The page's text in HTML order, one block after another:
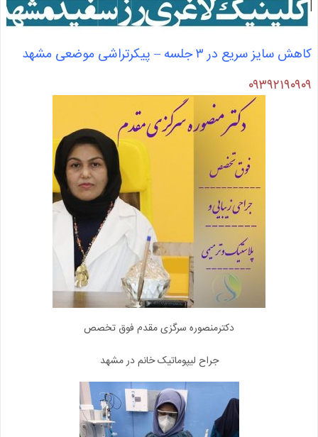
کاهش سایز سریع در ۳ جلسه – پیکرتراشی موضعی مشهد
۰۹۳۹۲۱۹۰۹۰۹
دکترمنصوره سرگزی مقدم فوق تخصص
جراح لیپوماتیک خانم در مشهد